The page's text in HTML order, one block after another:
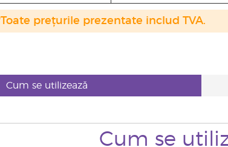
prețurile prezentate includ TVA.
Cum se utilizează
Cum se